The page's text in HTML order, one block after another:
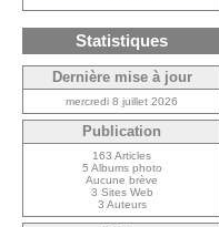
Statistiques
Dernière mise à jour
mercredi 8 juillet 2026
Publication
163 Articles
5 Albums photo
Aucune brève
3 Sites Web
3 Auteurs